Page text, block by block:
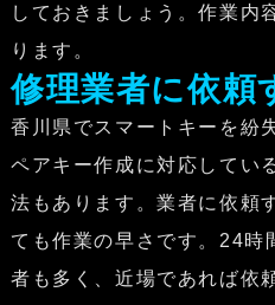
しておきましょう。作業内
ります。
修理業者に依頼
香川県でスマートキーを紛
ペアキー作成に対応してい
法もあります。業者に依頼
ても作業の早さです。24時
者も多く、近場であれば依